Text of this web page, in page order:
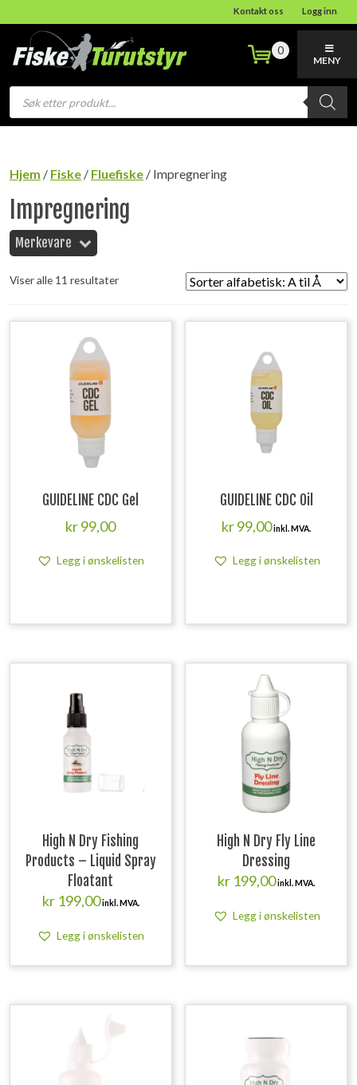
Kontakt oss Logg inn
Products
search
0
MENY
Hjem / Fiske / Fluefiske / Impregnering
Impregnering
Merkevare
Viser alle 11 resultater
GUIDELINE CDC Gel
kr99,00
Legg i ønskelisten
GUIDELINE CDC Oil
kr99,00inkl. MVA.
Legg i ønskelisten
High N Dry Fishing
Products – Liquid Spray
Floatant
kr199,00inkl. MVA.
Legg i ønskelisten
High N Dry Fly Line
Dressing
kr 199,00inkl. MVA.
Legg i ønskelisten